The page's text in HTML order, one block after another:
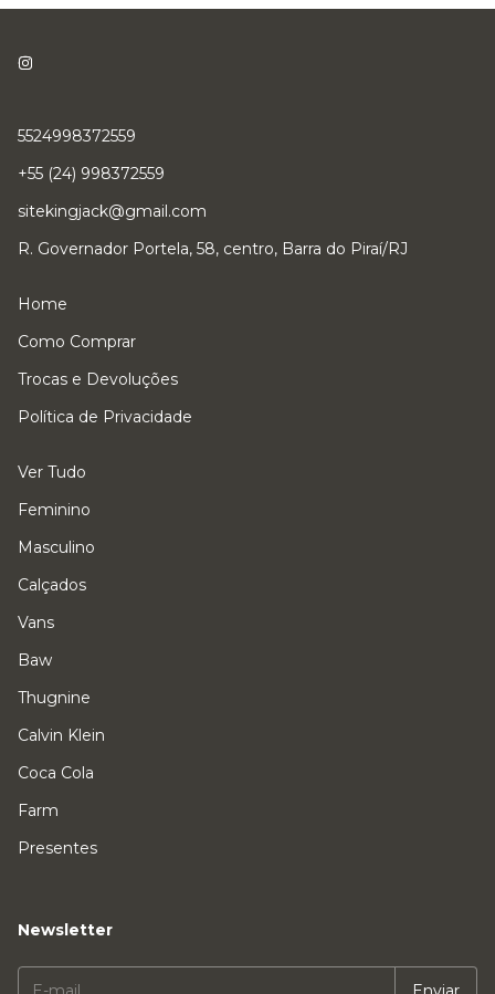
5524998372559
+55 (24) 998372559
sitekingjack@gmail.com
R. Governador Portela, 58, centro, Barra do Piraí/RJ
Home
Como Comprar
Trocas e Devoluções
Política de Privacidade
Ver Tudo
Feminino
Masculino
Calçados
Vans
Baw
Thugnine
Calvin Klein
Coca Cola
Farm
Presentes
Newsletter